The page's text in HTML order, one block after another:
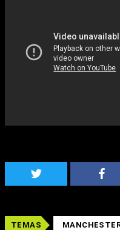
TEMAS